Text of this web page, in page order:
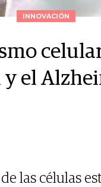
INNOVACIÓN
el
las células